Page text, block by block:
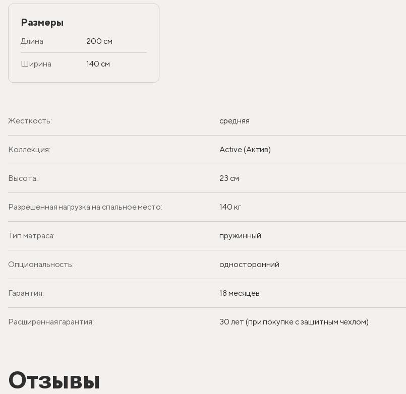
Размеры
Длина 200 см
Ширина 140 см
Жесткость: средняя
Коллекция: Active (Актив)
Высота: 23 см
Разрешенная нагрузка на спальное место: 140 кг
Тип матраса: пружинный
Опциональность: односторонний
Гарантия: 18 месяцев
Расширенная гарантия: 30 лет (при покупке с защитным чехлом)
Отзывы